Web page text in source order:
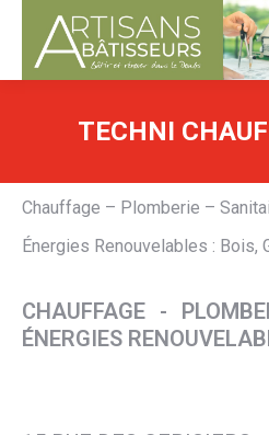
TECHNI
Chauffage – Plomberie –
Énergies Renouvelables : Bois,
CHAUFFAGE -
ÉNERGIES